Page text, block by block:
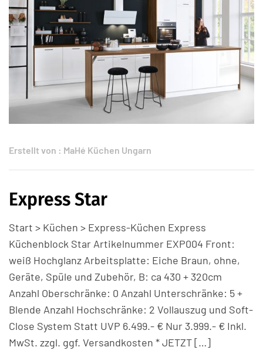
Erstellt von : MaHé Küchen Ungarn
Express Star
Start > Küchen > Express-Küchen Express
Küchenblock Star Artikelnummer EXP004 Front:
weiß Hochglanz Arbeitsplatte: Eiche Braun, ohne,
Geräte, Spüle und Zubehör, B: ca 430 + 320cm
Anzahl Oberschränke: 0 Anzahl Unterschränke: 5 +
Blende Anzahl Hochschränke: 2 Vollauszug und Soft-
Close System Statt UVP 6.499.- € Nur 3.999.- € Inkl.
MwSt. zzgl. ggf. Versandkosten * JETZT […]